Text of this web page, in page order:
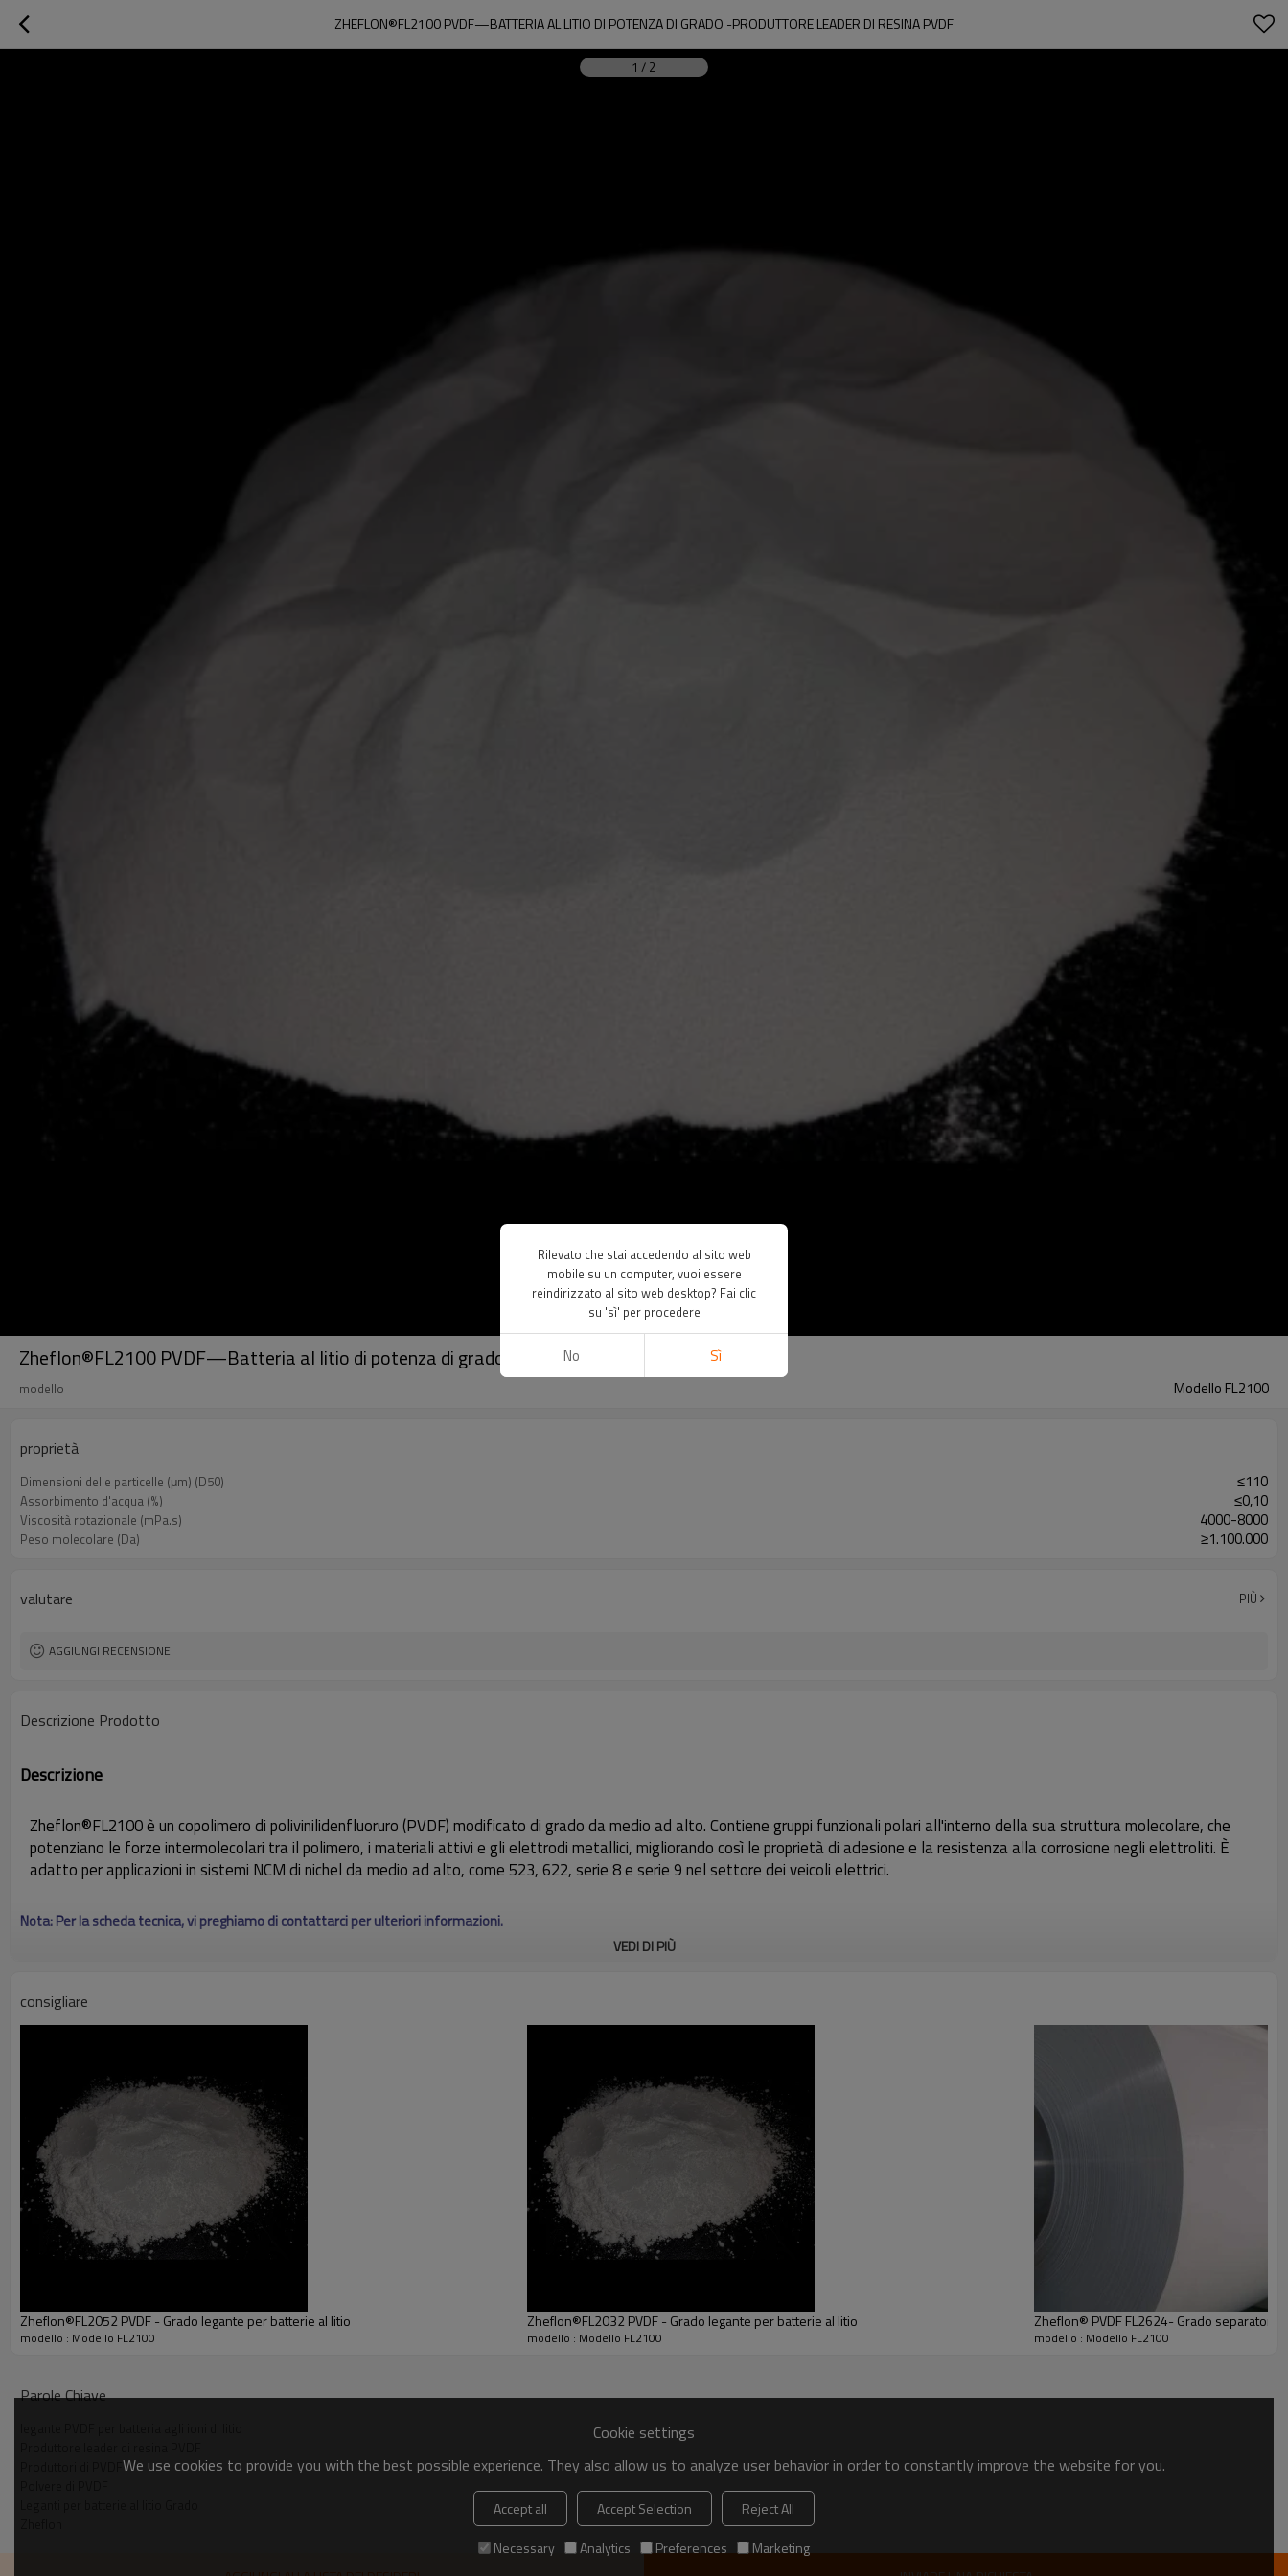
ZHEFLON®FL2100 PVDF—BATTERIA AL LITIO DI POTENZA DI GRADO -PRODUTTORE LEADER DI RESINA PVDF
1 / 2
Zheflon®FL2100 PVDF—Batteria al litio di potenza di grado -Produttore leader di resina PVDF
modello Modello FL2100
proprietà
Dimensioni delle particelle (μm) (D50) ≤110
Assorbimento d'acqua (%) ≤0,10
Viscosità rotazionale (mPa.s) 4000-8000
Peso molecolare (Da) ≥1.100.000
valutare PIÙ
AGGIUNGI RECENSIONE
Descrizione Prodotto
Descrizione
Zheflon®FL2100 è un copolimero di polivinilidenfluoruro (PVDF) modificato di grado da medio ad alto. Contiene gruppi funzionali polari all'interno della sua struttura molecolare, che
potenziano le forze intermolecolari tra il polimero, i materiali attivi e gli elettrodi metallici, migliorando così le proprietà di adesione e la resistenza alla corrosione negli elettroliti. È
adatto per applicazioni in sistemi NCM di nichel da medio ad alto, come 523, 622, serie 8 e serie 9 nel settore dei veicoli elettrici.
Nota: Per la scheda tecnica, vi preghiamo di contattarci per ulteriori informazioni.
VEDI DI PIÙ
consigliare
Zheflon®FL2052 PVDF - Grado legante per batterie al litio
modello : Modello FL2100
Zheflon®FL2032 PVDF - Grado legante per batterie al litio
modello : Modello FL2100
Zheflon® PVDF FL2624- Grado separatore
modello : Modello FL2100
Parole Chiave
Cookie settings
We use cookies to provide you with the best possible experience. They also allow us to analyze user behavior in order to constantly improve the website for you.
Accept all Accept Selection
Reject All
Necessary
Analytics Preferences Marketing
Rilevato che stai accedendo al sito web
mobile su un computer, vuoi essere
reindirizzato al sito web desktop? Fai clic
su 'sì' per procedere
No Sì